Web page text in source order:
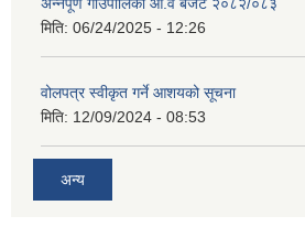
अन्नपूर्ण गाउँपालिका आ.व बजेट २०८२/०८३
मिति: 06/24/2025 - 12:26
वोलपत्र स्वीकृत गर्ने आशयको सूचना
मिति: 12/09/2024 - 08:53
अन्य